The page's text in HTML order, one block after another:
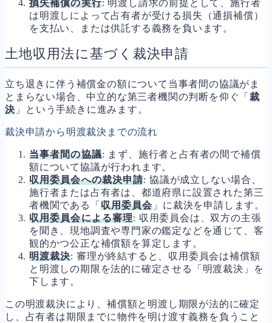
損失補償の実行: 明渡し請求の前提として、施行者
は明渡しによって占有者が受ける損失（通損補償）
を支払い、または供託する義務を負います。
土地収用法に基づく裁決申請
立ち退きに伴う補償金の額について当事者間の協議がま
とまらない場合、中立的な第三者機関の判断を仰ぐ「裁
決 」という手続きに進みます。
裁決申請から明渡裁決までの流れ
当事者間の協議: まず、施行者と占有者の間で補償
額について協議が行われます。
収用委員会への裁決申請: 協議が成立しない場合、
施行者または占有者は、都道府県に設置された第三
者機関である「 収用委員会 」に裁決を申請します。
収用委員会による審理: 収用委員会は、双方の主張
を聞き、現地調査や専門家の鑑定などを通じて、客
観的かつ公正な補償額を算定します。
明渡裁決: 審理が終結すると、収用委員会は補償額
と明渡しの期限を法的に確定させる「明渡裁決」を
下します。
この明渡裁決により、補償額と明渡し期限が法的に確定
し、占有者は期限までに物件を明け渡す義務を負うこと